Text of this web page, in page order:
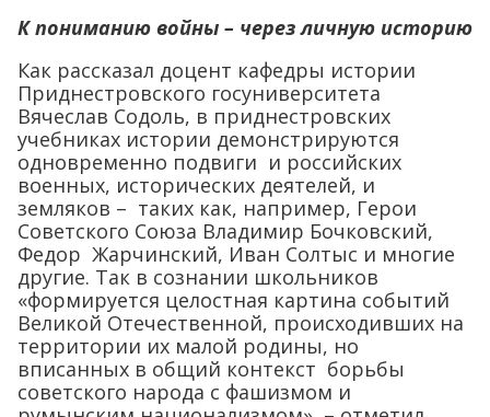
Кпониманию войны – через личную историю
Как рассказал доцент кафедры истории
Приднестровского госуниверситета
Вячеслав Содоль, в приднестровских
учебниках истории демонстрируются
одновременно подвиги и российских
военных, исторических деятелей, и
земляков – таких как, например, Герои
Советского Союза Владимир Бочковский,
Федор Жарчинский, Иван Солтыс и многие
другие. Так в сознании школьников
«формируется целостная картина событий
Великой Отечественной, происходивших на
территории их малой родины, но
вписанных в общий контекст борьбы
советского народа с фашизмом и